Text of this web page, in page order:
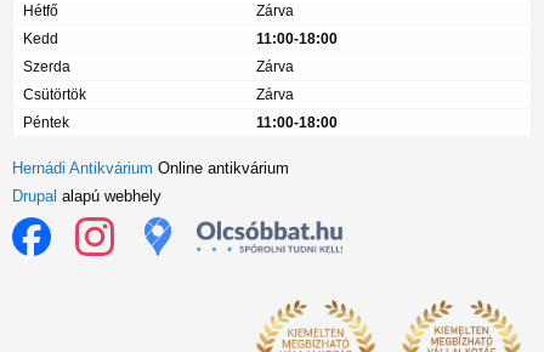
Hétfő
Zárva
Kedd
11:00-18:00
Szerda
Zárva
Csütörtök
Zárva
Péntek
11:00-18:00
Hernádi Antikvárium Online antikvárium
Drupal alapú webhely